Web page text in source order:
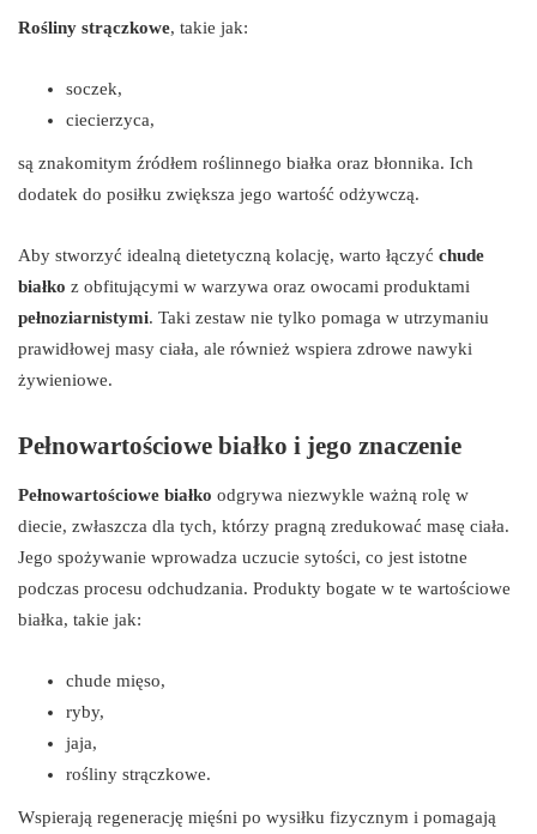
Rośliny strączkowe, takie jak:
soczek,
ciecierzyca,
są znakomitym źródłem roślinnego białka oraz błonnika. Ich
dodatek do posiłku zwiększa jego wartość odżywczą.
Aby stworzyć idealną dietetyczną kolację, warto łączyć chude
białko z obfitującymi w warzywa oraz owocami produktami
pełnoziarnistymi. Taki zestaw nie tylko pomaga w utrzymaniu
prawidłowej masy ciała, ale również wspiera zdrowe nawyki
żywieniowe.
Pełnowartościowe białko i jego znaczenie
Pełnowartościowe białko odgrywa niezwykle ważną rolę w
diecie, zwłaszcza dla tych, którzy pragną zredukować masę ciała.
Jego spożywanie wprowadza uczucie sytości, co jest istotne
podczas procesu odchudzania. Produkty bogate w te wartościowe
białka, takie jak:
chude mięso,
ryby,
jaja,
rośliny strączkowe.
Wspierają regenerację mięśni po wysiłku fizycznym i pomagają